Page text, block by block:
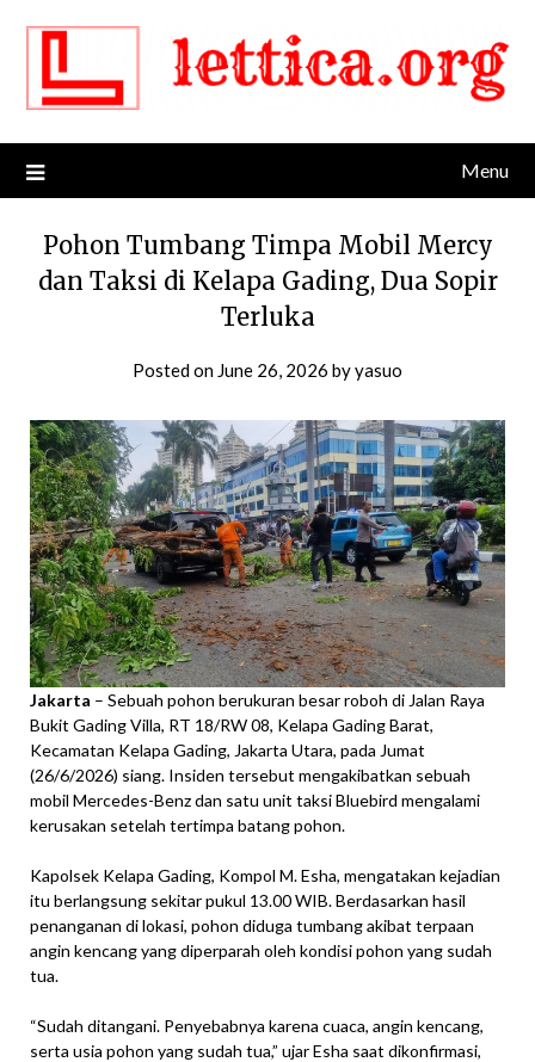
content
Menu
Pohon Tumbang Timpa Mobil Mercy
dan Taksi di Kelapa Gading, Dua Sopir
Terluka
Posted on June 26, 2026 byyasuo
Jakarta – Sebuah pohon berukuran besar roboh di Jalan Raya
Bukit Gading Villa, RT 18/RW 08, Kelapa Gading Barat,
Kecamatan Kelapa Gading, Jakarta Utara, pada Jumat
(26/6/2026) siang. Insiden tersebut mengakibatkan sebuah
mobil Mercedes-Benz dan satu unit taksi Bluebird mengalami
kerusakan setelah tertimpa batang pohon.
Kapolsek Kelapa Gading, Kompol M. Esha, mengatakan kejadian
itu berlangsung sekitar pukul 13.00 WIB. Berdasarkan hasil
penanganan di lokasi, pohon diduga tumbang akibat terpaan
angin kencang yang diperparah oleh kondisi pohon yang sudah
tua.
“Sudah ditangani. Penyebabnya karena cuaca, angin kencang,
serta usia pohon yang sudah tua,” ujar Esha saat dikonfirmasi,